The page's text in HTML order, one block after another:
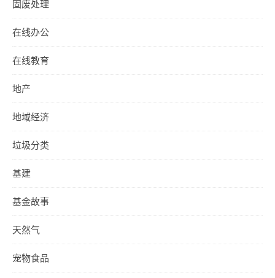
固废处理
在线办公
在线教育
地产
地域经济
垃圾分类
基建
基金故事
天然气
宠物食品